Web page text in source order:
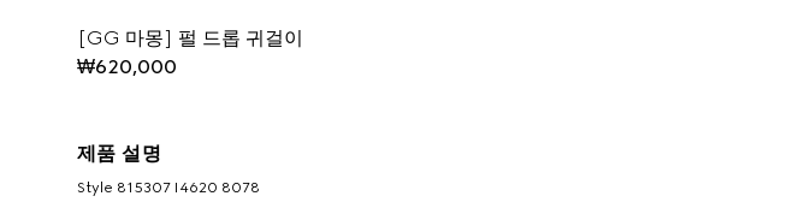
[GG 마몽] 펄 드롭 귀걸이
₩620,000
제품 설명
Style ‎815307 I4620 8078